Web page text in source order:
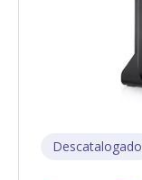
Descatalogado